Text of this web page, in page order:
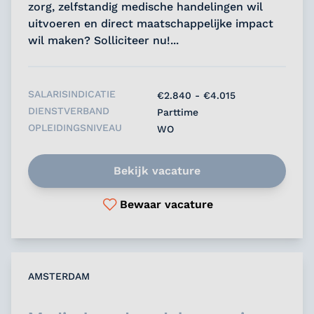
zorg, zelfstandig medische handelingen wil
uitvoeren en direct maatschappelijke impact
wil maken? Solliciteer nu!...
SALARISINDICATIE
€2.840 - €4.015
DIENSTVERBAND
Parttime
OPLEIDINGSNIVEAU
WO
Bekijk vacature
Bewaar vacature
AMSTERDAM